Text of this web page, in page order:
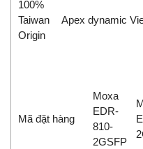
100%
Taiwan
Origin
Apex dynamic
Mã đặt hàng
Moxa
EDR-
810-
2GSFP